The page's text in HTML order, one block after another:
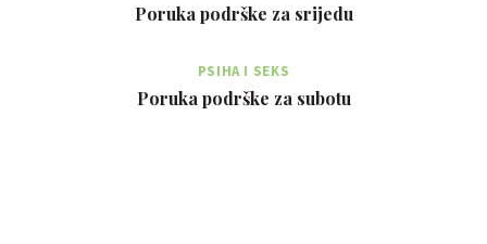
Poruka podrške za srijedu
PSIHA I SEKS
Poruka podrške za subotu